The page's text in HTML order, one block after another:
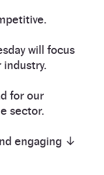
will focus
industry.
for our
sector.
engaging ↓